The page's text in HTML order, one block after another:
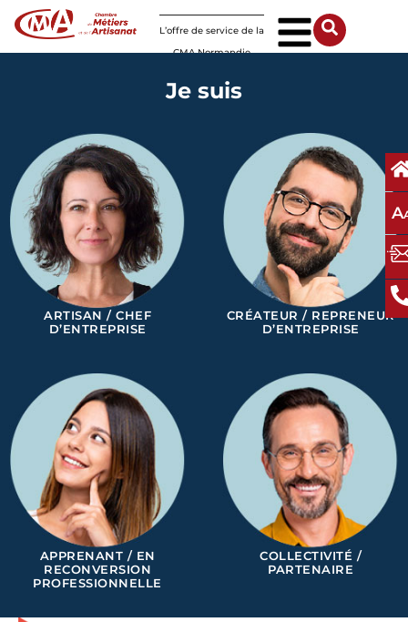
L’offre de service de la
CMA Normandie
A
Je suis
ARTISAN / CHEF
D’ENTREPRISE
CRÉATEUR / REPRENEUR
D’ENTREPRISE
APPRENANT / EN
RECONVERSION
PROFESSIONNELLE
COLLECTIVITÉ /
PARTENAIRE
Panneau de gestion des cookies